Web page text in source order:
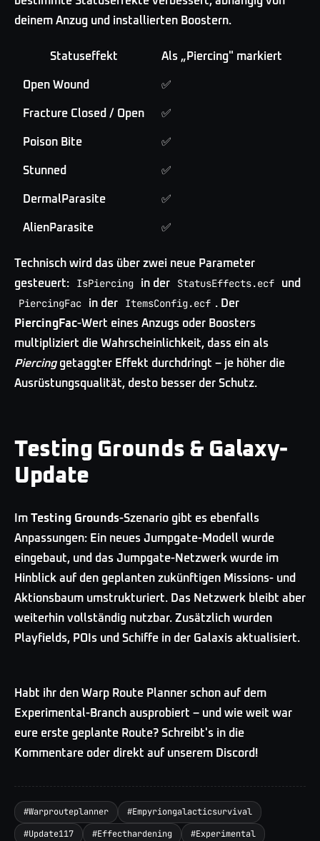
deinem Anzug und installierten Boostern.
Statuseffekt Als „Piercing" markiert
Open Wound ✅
Fracture Closed / Open ✅
Poison Bite ✅
Stunned ✅
DermalParasite ✅
AlienParasite ✅
Technisch wird das über zwei neue Parameter
gesteuert:
IsPiercing in der StatusEffects.ecf und
PiercingFac in der ItemsConfig.ecf . Der
PiercingFac-Wert eines Anzugs oder Boosters
multipliziert die Wahrscheinlichkeit, dass ein als
Piercinggetaggter Effekt durchdringt – je höher die
Ausrüstungsqualität, desto besser der Schutz.
Testing Grounds & Galaxy-
Update
Im Testing Grounds-Szenario gibt es ebenfalls
Anpassungen: Ein neues Jumpgate-Modell wurde
eingebaut, und das Jumpgate-Netzwerk wurde im
Hinblick auf den geplanten zukünftigen Missions- und
Aktionsbaum umstrukturiert. Das Netzwerk bleibt aber
weiterhin vollständig nutzbar. Zusätzlich wurden
Playfields, POIs und Schiffe in der Galaxis aktualisiert.
Habt ihr den Warp Route Planner schon auf dem
Experimental-Branch ausprobiert – und wie weit war
eure erste geplante Route? Schreibt's in die
Kommentare oder direkt auf unserem Discord!
#Warprouteplanner #Empyriongalacticsurvival
#Update117 #Effecthardening #Experimental